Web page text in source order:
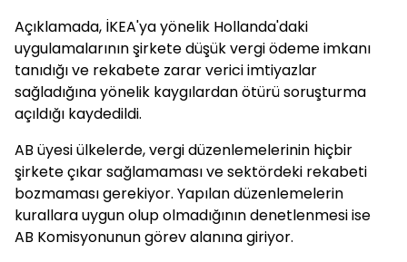
Açıklamada, İKEA'ya yönelik Hollanda'daki
uygulamalarının şirkete düşük vergi ödeme imkanı
tanıdığı ve rekabete zarar verici imtiyazlar
sağladığına yönelik kaygılardan ötürü soruşturma
açıldığı kaydedildi.
AB üyesi ülkelerde, vergi düzenlemelerinin hiçbir
şirkete çıkar sağlamaması ve sektördeki rekabeti
bozmaması gerekiyor. Yapılan düzenlemelerin
kurallara uygun olup olmadığının denetlenmesi ise
AB Komisyonunun görev alanına giriyor.